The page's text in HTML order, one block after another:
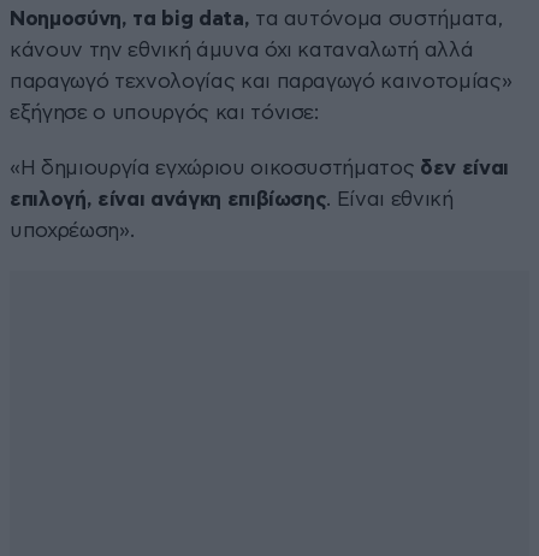
Νοημοσύνη, τα big data, τα αυτόνομα συστήματα,
κάνουν την εθνική άμυνα όχι καταναλωτή αλλά
παραγωγό τεχνολογίας και παραγωγό καινοτομίας»
εξήγησε ο υπουργός και τόνισε:
«Η δημιουργία εγχώριου οικοσυστήματος δεν είναι
επιλογή, είναι ανάγκη επιβίωσης. Είναι εθνική
υποχρέωση».